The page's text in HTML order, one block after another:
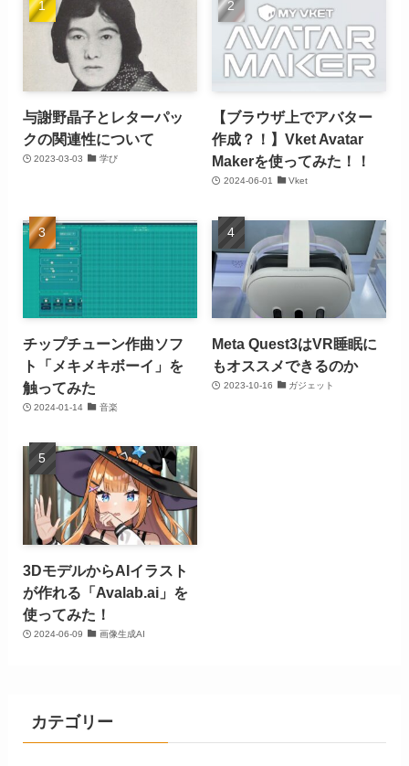
与謝野晶子とレターパッ
クの関連性について
2023-03-03 学び
【ブラウザ上でアバター
作成？！】Vket Avatar
Makerを使ってみた！！
2024-06-01 Vket
チップチューン作曲ソフ
ト「メキメキボーイ」を
触ってみた
2024-01-14 音楽
Meta Quest3はVR睡眠に
もオススメできるのか
2023-10-16 ガジェット
3DモデルからAIイラスト
が作れる「Avalab.ai」を
使ってみた！
2024-06-09 画像生成AI
カテゴリー